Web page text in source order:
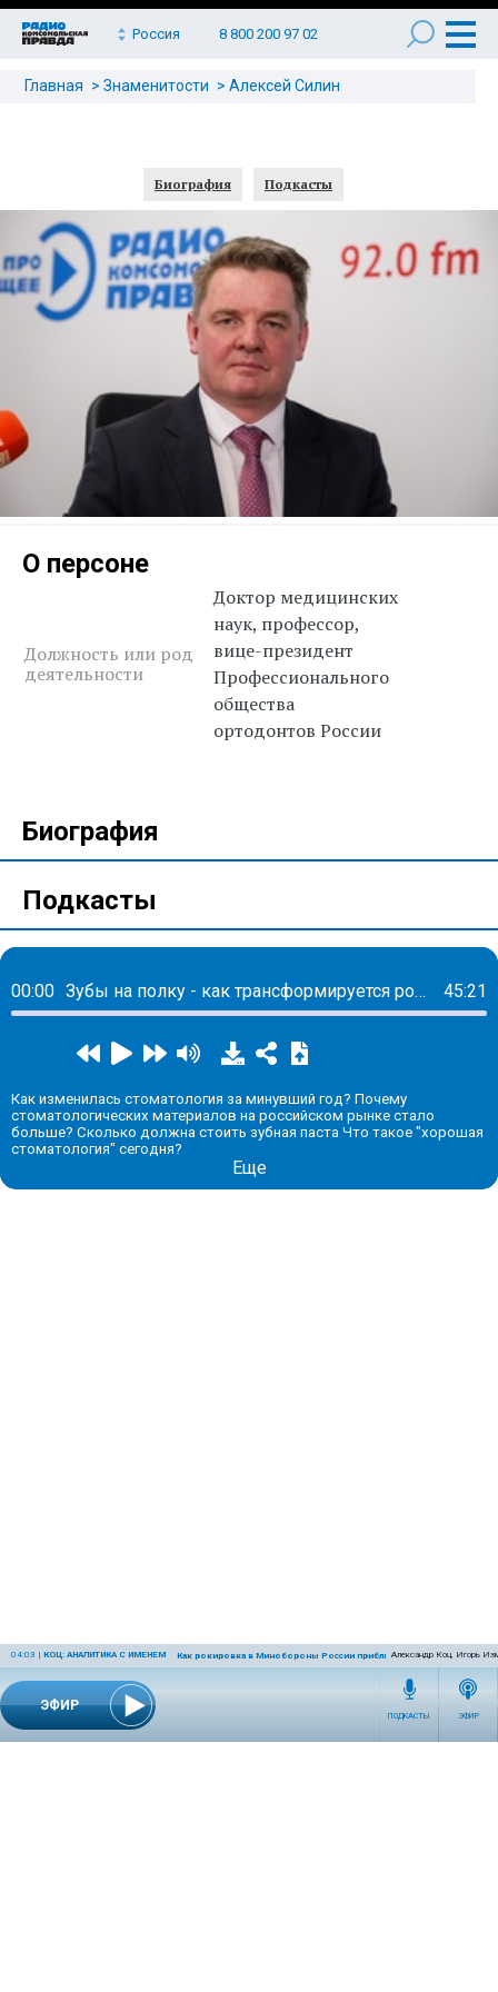
Россия 8 800 200 97 02
ЭФИР
04:03 | КОЦ: АНАЛИТИКА С ИМЕНЕМ Как рокировка в Минобороны России приблизит победу
Александр Коц, Игорь
ПОДКАСТЫ ЭФИР
Главная Знаменитости Алексей Силин
Биография Подкасты
О персоне
Должность или род
деятельности
Доктор медицинских
наук, профессор,
вице-президент
Профессионального
общества
ортодонтов России
Биография
Подкасты
00:00 Зубы на полку - как трансформируется российская стоматология? 45:21
Как изменилась стоматология за минувший год? Почему
стоматологических материалов на российском рынке стало
больше? Сколько должна стоить зубная паста Что такое "хорошая
стоматология" сегодня?
Еще